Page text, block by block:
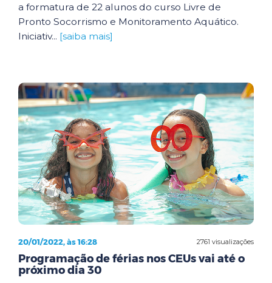
a formatura de 22 alunos do curso Livre de
Pronto Socorrismo e Monitoramento Aquático.
Iniciativ... [saiba mais]
2761 visualizações
20/01/2022, às 16:28
Programação de férias nos CEUs vai até o
próximo dia 30